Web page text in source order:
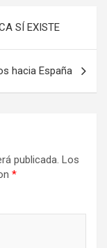
SÍ EXISTE
hacia España
publicada. Los
*